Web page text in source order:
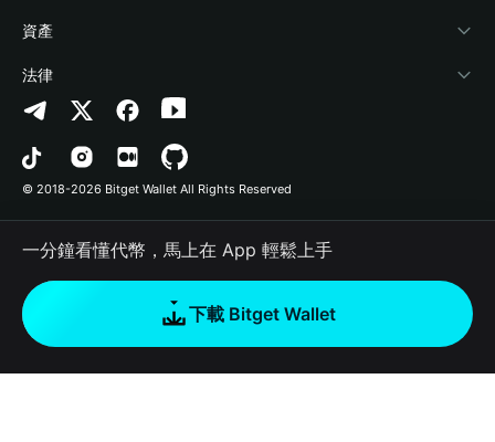
幫助中心
‌聯繫我們
品牌資源
工作機會
Crypto Swap API
Altcoin Season Index
Prediction Markets
DApp
RWA
如何購買加密貨幣
Bitget Wallet Pay
合作上架
安全防護技術
快捷買幣
授權檢測
合約檢測
批次轉帳
資產
Arbitrum
Avalanche
Bitcoin
Polygon
法律
隱私協議
用戶使用協議
© 2018-2026 Bitget Wallet All Rights Reserved
一分鐘看懂代幣，馬上在 App 輕鬆上手
下載 Bitget Wallet